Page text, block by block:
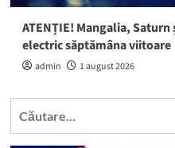
ATENȚIE! Mangalia,
electric săptămâna viitoare
admin 1 august 2026
Caută